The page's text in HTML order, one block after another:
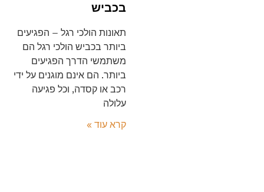
תאונות הולכי רגל – הפגיעים
ביותר בכביש הולכי רגל הם
משתמשי הדרך הפגיעים
ביותר. הם אינם מוגנים על ידי
רכב או קסדה, וכל פגיעה